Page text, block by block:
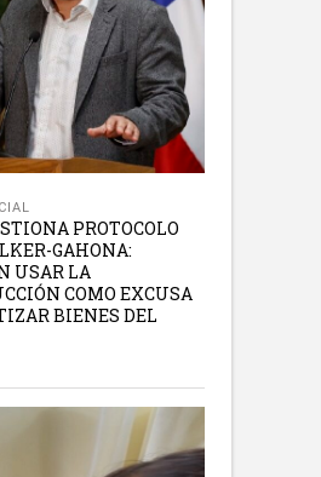
PROTOCOLO
GAHONA:
USAR LA
COMO EXCUSA
BIENES DEL